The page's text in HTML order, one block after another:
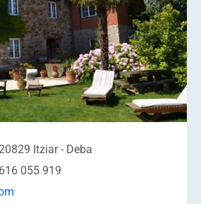
Itziar - Deba
055 919